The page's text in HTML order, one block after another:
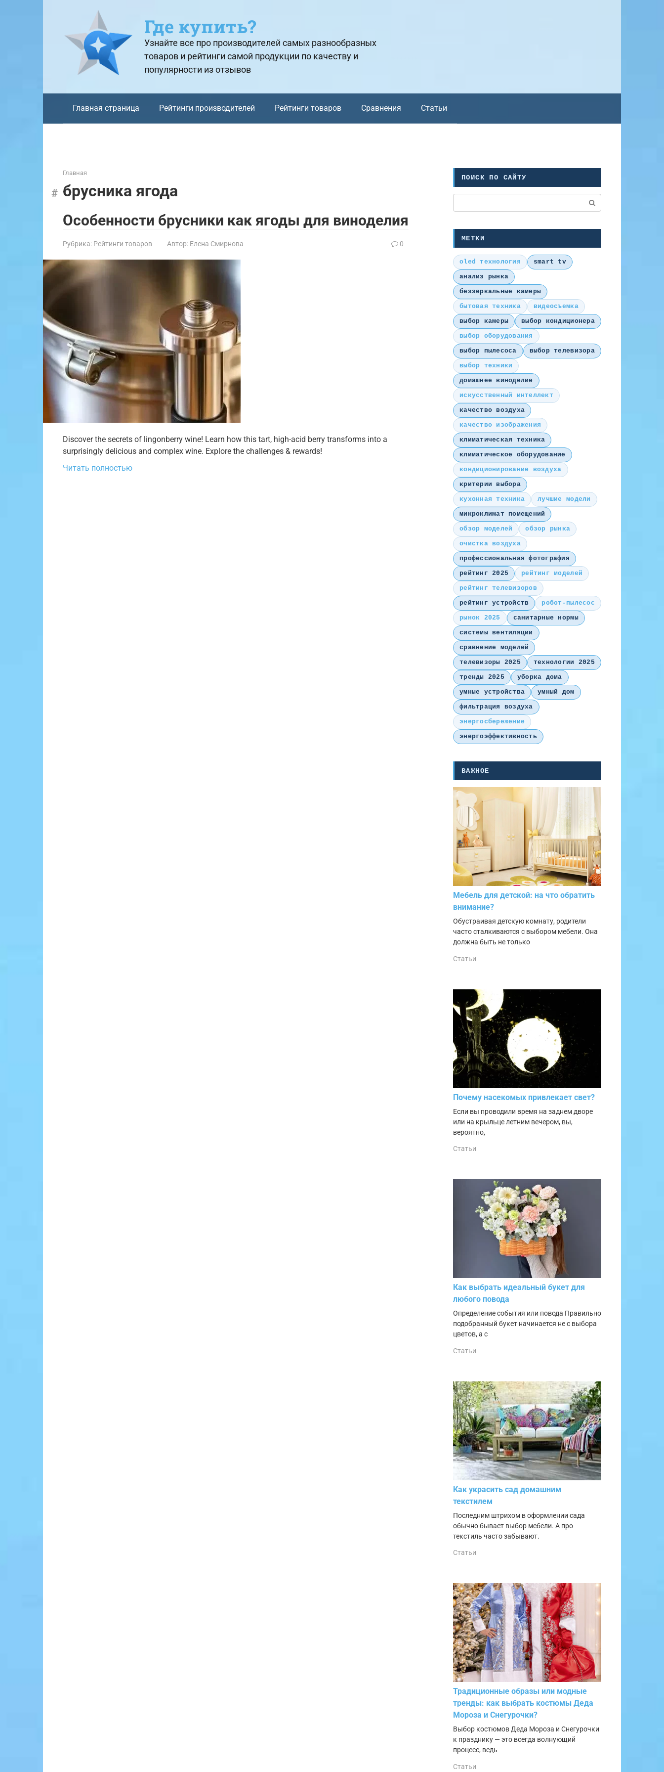
Где купить?
Узнайте все про производителей самых разнообразных
товаров и рейтинги самой продукции по качеству и
популярности из отзывов
Главная страница Рейтинги производителей Рейтинги товаров Сравнения Статьи
Главная
брусника ягода
Особенности брусники как ягоды для виноделия
Рубрика: Рейтинги товаров Автор: Елена Смирнова 0
Discover the secrets of lingonberry wine! Learn how this tart, high-acid berry transforms into a
surprisingly delicious and complex wine. Explore the challenges & rewards!
Читать полностью
ПОИСК ПО САЙТУ
МЕТКИ
oled технология
smart tv
анализ рынка
беззеркальные камеры
бытовая техника
видеосъемка
выбор камеры
выбор кондиционера
выбор оборудования
выбор пылесоса
выбор телевизора
выбор техники
домашнее виноделие
искусственный интеллект
качество воздуха
качество изображения
климатическая техника
климатическое оборудование
кондиционирование воздуха
критерии выбора
кухонная техника
лучшие модели
микроклимат помещений
обзор моделей
обзор рынка
очистка воздуха
профессиональная фотография
рейтинг 2025
рейтинг моделей
рейтинг телевизоров
рейтинг устройств
робот-пылесос
рынок 2025
санитарные нормы
системы вентиляции
сравнение моделей
телевизоры 2025
технологии 2025
тренды 2025
уборка дома
умные устройства
умный дом
фильтрация воздуха
энергосбережение
энергоэффективность
ВАЖНОЕ
Мебель для детской: на что обратить
внимание?
Обустраивая детскую комнату, родители
часто сталкиваются с выбором мебели. Она
должна быть не только
Статьи
Почему насекомых привлекает свет?
Если вы проводили время на заднем дворе
или на крыльце летним вечером, вы,
вероятно,
Статьи
Как выбрать идеальный букет для
любого повода
Определение события или повода Правильно
подобранный букет начинается не с выбора
цветов, а с
Статьи
Как украсить сад домашним
текстилем
Последним штрихом в оформлении сада
обычно бывает выбор мебели. А про
текстиль часто забывают.
Статьи
Традиционные образы или модные
тренды: как выбрать костюмы Деда
Мороза и Снегурочки?
Выбор костюмов Деда Мороза и Снегурочки
к празднику — это всегда волнующий
процесс, ведь
Статьи